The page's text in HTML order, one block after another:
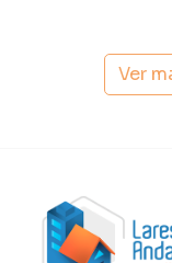
apartamentos,
terrenos, lojas e
que mais combina
Negocie seu
Ver